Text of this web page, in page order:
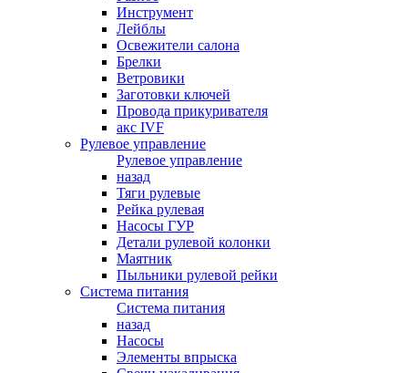
Инструмент
Лейблы
Освежители салона
Брелки
Ветровики
Заготовки ключей
Провода прикуривателя
акс IVF
Рулевое управление
Рулевое управление
назад
Тяги рулевые
Рейка рулевая
Насосы ГУР
Детали рулевой колонки
Маятник
Пыльники рулевой рейки
Система питания
Система питания
назад
Насосы
Элементы впрыска